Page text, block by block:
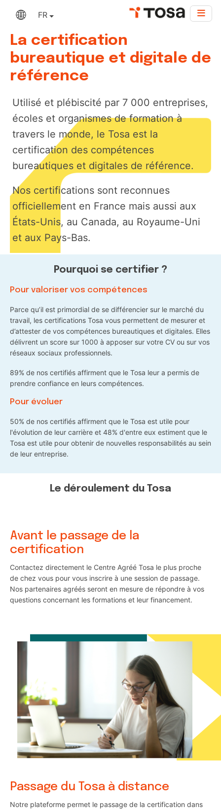
FR
La certification
bureautique et digitale de
référence
Utilisé et plébiscité par 7 000 entreprises,
écoles et organismes de formation à
travers le monde, le Tosa est la
certification des compétences
bureautiques et digitales de référence.
Nos certifications sont reconnues
officiellement en France mais aussi aux
États-Unis, au Canada, au Royaume-Uni
et aux Pays-Bas.
Pourquoi se certifier ?
Pour valoriser vos compétences
Parce qu’il est primordial de se différencier sur le marché du
travail, les certifications Tosa vous permettent de mesurer et
d’attester de vos compétences bureautiques et digitales. Elles
délivrent un score sur 1000 à apposer sur votre CV ou sur vos
réseaux sociaux professionnels.
89% de nos certifiés affirment que le Tosa leur a permis de
prendre confiance en leurs compétences.
Pour évoluer
50% de nos certifiés affirment que le Tosa est utile pour
l'évolution de leur carrière et 48% d'entre eux estiment que le
Tosa est utile pour obtenir de nouvelles responsabilités au sein
de leur entreprise.
Le déroulement du Tosa
Avant le passage de la
certification
Contactez directement le Centre Agréé Tosa le plus proche
de chez vous pour vous inscrire à une session de passage.
Nos partenaires agréés seront en mesure de répondre à vos
questions concernant les formations et leur financement.
Passage du Tosa à distance
Notre plateforme permet le passage de la certification dans